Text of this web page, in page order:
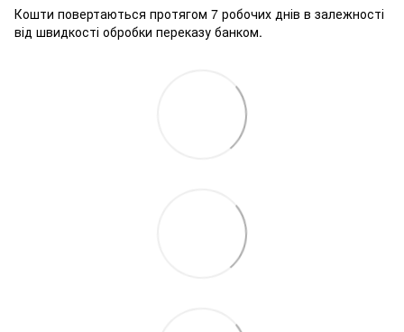
Кошти повертаються протягом 7 робочих днів в залежності
від швидкості обробки переказу банком.